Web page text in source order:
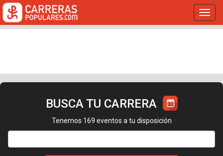
BUSCA TU CARRERA
Tenemos 169 eventos a tu disposición